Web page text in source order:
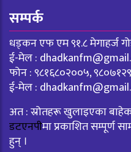
सम्पर्क
धड्कन एफ एम ९१.८ मेगाहर्ज
ई-मेल :
फोन : ९८१६८०२००५,
ई-मेल :
अत : स्रोतहरू खुलाइएका
डटएनपीमा प्रकाशित सम्पूर्ण
हुन् ।